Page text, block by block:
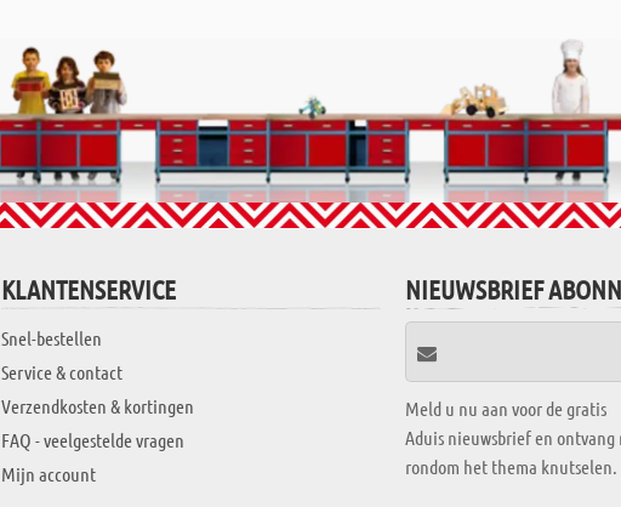
KLANTENSERVICE
Snel-bestellen
Service & contact
Verzendkosten & kortingen
FAQ - veelgestelde vragen
Mijn account
NIEUWSBRIEF
Meld u nu aan voor de gratis
Aduis nieuwsbrief en
rondom het thema knutselen.